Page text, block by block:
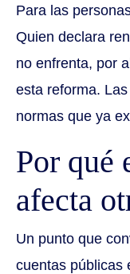
Para las
Quien declara
no enfrenta, por
esta reforma.
normas que ya
Por qué
afecta
Un punto que
cuentas públicas